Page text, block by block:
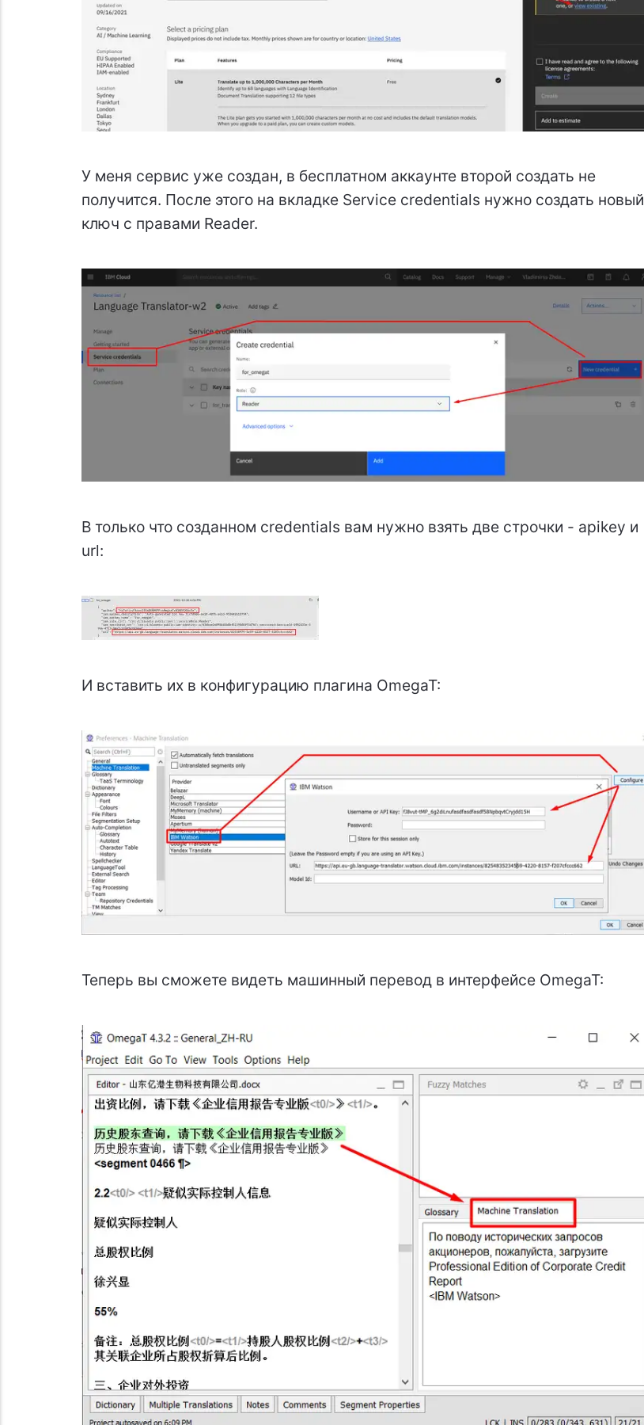
У меня сервис уже создан, в бесплатном аккаунте второй создать не
получится. После этого на вкладке Service credentials нужно создать новый
ключ с правами Reader.
В только что созданном credentials вам нужно взять две строчки - apikey и
url:
И вставить их в конфигурацию плагина OmegaT:
Теперь вы сможете видеть машинный перевод в интерфейсе OmegaT: